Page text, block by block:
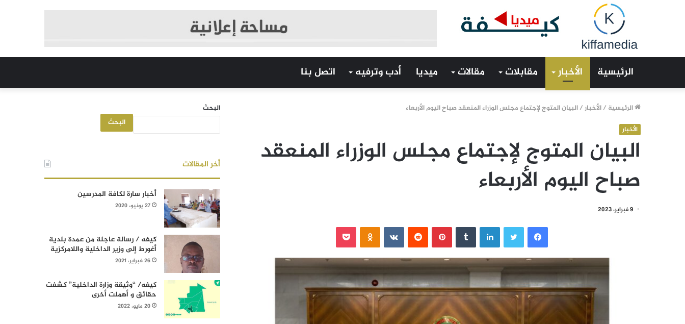
الرئيسية الأخبار مقابلات مقالات ميديا أدب وترفيه اتصل بنا
الرئيسية /الأخبار/البيان المتوج لإجتماع مجلس الوزراء المنعقد صباح اليوم الأربعاء
الأخبار
البيان المتوج لإجتماع مجلس الوزراء المنعقد
صباح اليوم الأربعاء
9 فبراير، 2023
فيسبوك لينكدإن بينتيريست
البحث
البحث
أخر المقالات
أخبار سارة لكافة المدرسين
27 يونيو، 2020
كيفه / رسالة عاجلة من عمدة بلدية
أغورط إلى وزير الداخلية واللامركزية
26 فبراير، 2021
كيفه/ “وثيقة وزارة الداخلية” كشفت
حقائق و أهملت أخرى
20 مايو، 2022